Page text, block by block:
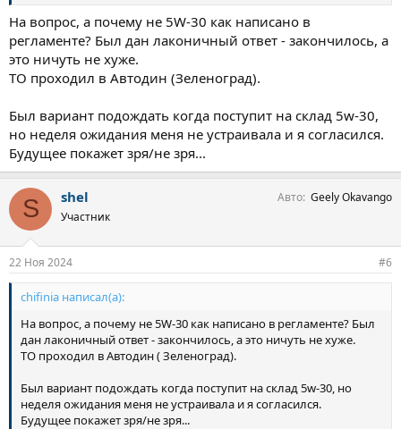
На вопрос, а почему не 5W-30 как написано в
регламенте? Был дан лаконичный ответ - закончилось, а
это ничуть не хуже.
ТО проходил в Автодин (Зеленоград).
Был вариант подождать когда поступит на склад 5w-30,
но неделя ожидания меня не устраивала и я согласился.
Будущее покажет зря/не зря...
S shel
Участник
Авто Geely Okavango
22 Ноя 2024 #6
chifinia написал(а):
На вопрос, а почему не 5W-30 как написано в регламенте? Был
дан лаконичный ответ - закончилось, а это ничуть не хуже.
ТО проходил в Автодин ( Зеленоград).
Был вариант подождать когда поступит на склад 5w-30, но
неделя ожидания меня не устраивала и я согласился.
Будущее покажет зря/не зря...